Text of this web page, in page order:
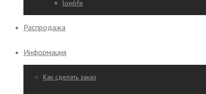
lowlife
Распродажа
Информация
Как сделать заказ